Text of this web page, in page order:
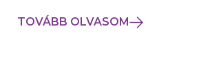
TOVÁBB OLVASOM